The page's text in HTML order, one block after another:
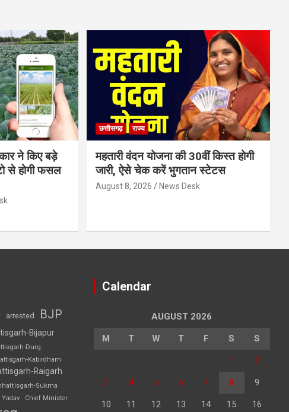
ने किए बड़े
से होगी फसल
छत्तीसगढ़ राज्य
महतारी वंदन योजना की 30वीं किस्त होगी
जारी, ऐसे चेक करें भुगतान स्टेटस
August 8, 2026 News Desk
arrested BJP
Bijapur
Durg
Kabirdham
Raigarh
Sukma
Chief Minister
Calendar
AUGUST 2026
M T W T F S S
1 2
3 4 5 6 7 8 9
10 11 12 13 14 15 16